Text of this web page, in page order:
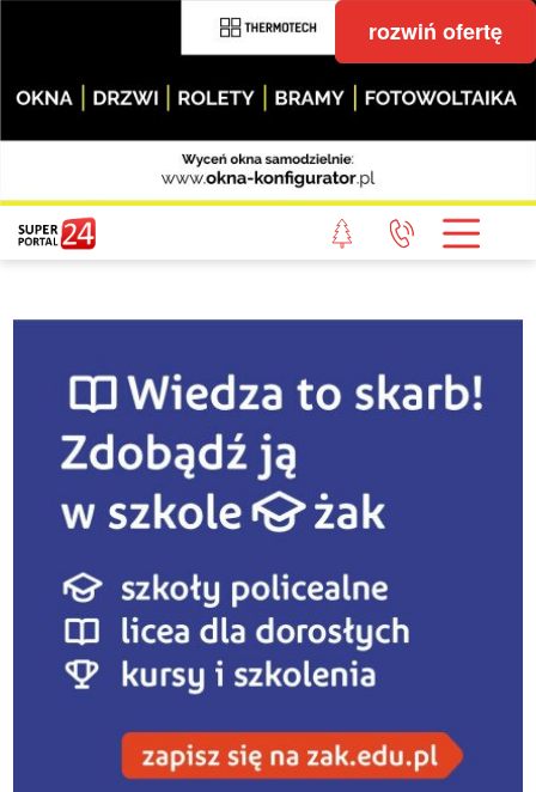
rozwiń ofertę
STRONA GŁÓWNA
POWIAT GRYFICKI
STUDIO SUPERPORTALU
KONTAKT
REDAKCJA
REGULAMIN